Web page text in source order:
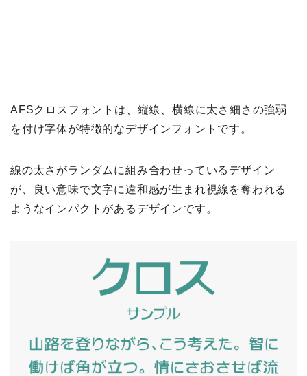
AFSクロスフォントは、縦線、横線に太さ細さの強弱
を付け字体が特徴的なデザインフォントです。
線の太さがランダムに組み合わせっているデザイン
が、良い意味で文字に違和感が生まれ視線を奪われる
ようなインパクトがあるデザインです。